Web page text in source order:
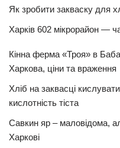
Як зробити закваску для
Харків 602 мікрорайон —
Кінна ферма «Троя» в
Харкова, ціни та враження
Хліб на заквасці
кислотність тіста
Савкин яр – маловідома,
Харкові